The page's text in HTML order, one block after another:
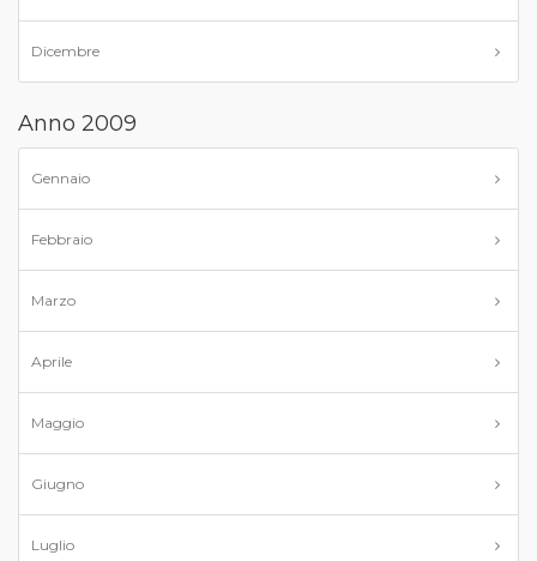
Dicembre
Anno 2009
Gennaio
Febbraio
Marzo
Aprile
Maggio
Giugno
Luglio